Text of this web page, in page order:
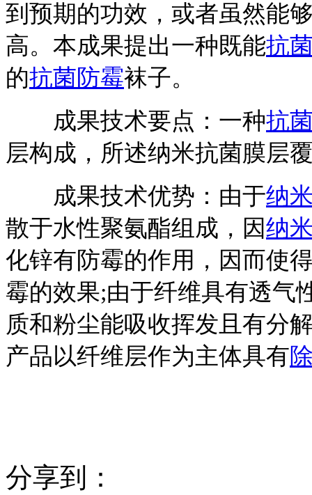
到预期的功效，或者虽然能
高。本成果提出一种既能抗
的抗菌防霉袜子。
成果技术要点：一种抗
层构成，所述纳米抗菌膜层
成果技术优势：由于纳
散于水性聚氨酯组成，因纳
化锌有防霉的作用，因而使
霉的效果;由于纤维具有透气
质和粉尘能吸收挥发且有分
产品以纤维层作为主体具有
分享到：